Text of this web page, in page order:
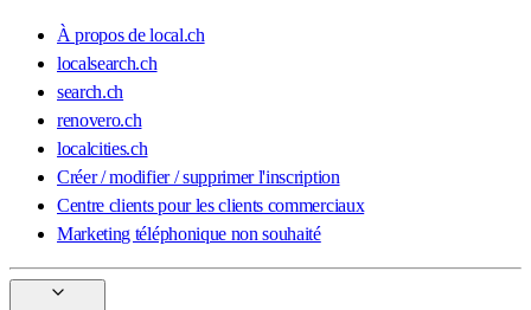
À propos de local.ch
localsearch.ch
search.ch
renovero.ch
localcities.ch
Créer / modifier / supprimer l'inscription
Centre clients pour les clients commerciaux
Marketing téléphonique non souhaité